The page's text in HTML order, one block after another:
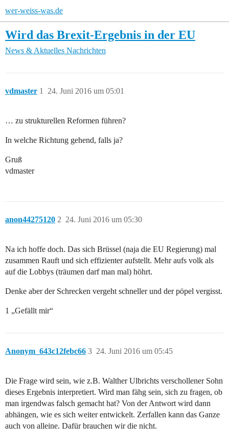
wer-weiss-was.de
Wird das Brexit-Ergebnis in der EU
News & Aktuelles Nachrichten
vdmaster 24. Juni 2016 um 05:01
1
… zu strukturellen Reformen führen?
In welche Richtung gehend, falls ja?
Gruß
vdmaster
anon44275120 24. Juni 2016 um 05:30
2
Na ich hoffe doch. Das sich Brüssel (naja die EU Regierung) mal
zusammen Rauft und sich effizienter aufstellt. Mehr aufs volk als
auf die Lobbys (träumen darf man mal) höhrt.
Denke aber der Schrecken vergeht schneller und der pöpel vergisst.
1 „Gefällt mir“
Anonym_643c12febc66 24. Juni 2016 um 05:45
3
Die Frage wird sein, wie z.B. Walther Ulbrichts verschollener Sohn
dieses Ergebnis interpretiert. Wird man fähg sein, sich zu fragen, ob
man irgendwas falsch gemacht hat? Von der Antwort wird dann
abhängen, wie es sich weiter entwickelt. Zerfallen kann das Ganze
auch von alleine. Dafür brauchen wir die nicht.